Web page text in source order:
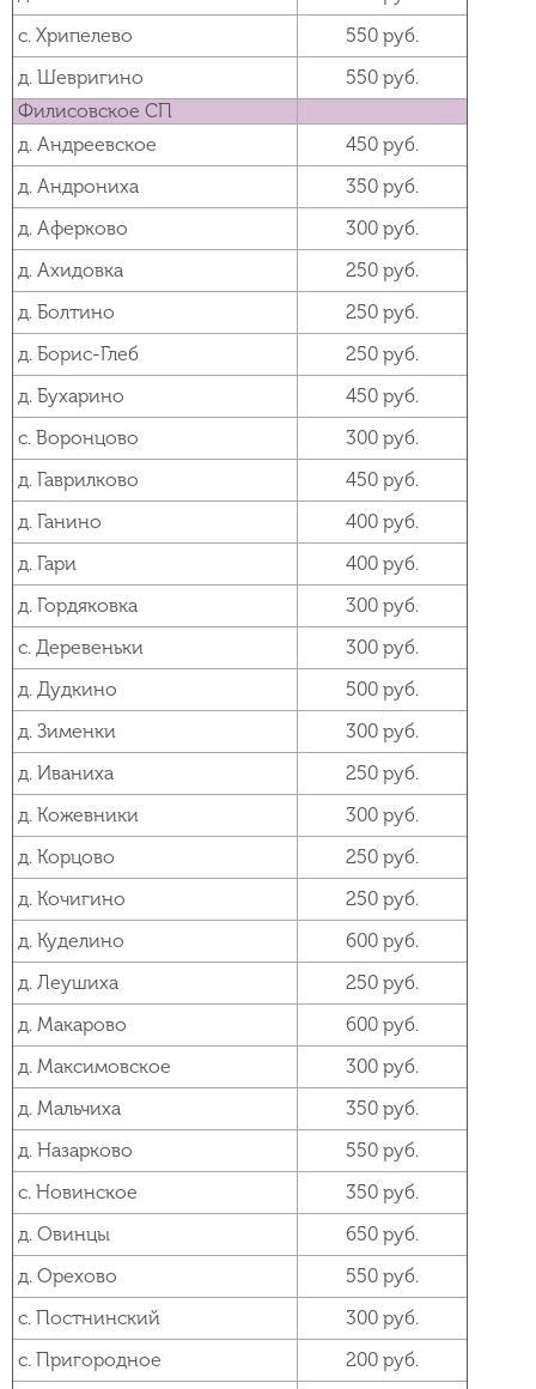
с. Хрипелево
550 руб.
д. Шевригино
550 руб.
Филисовское СП
д. Андреевское
450 руб.
д. Андрониха
350 руб.
д. Аферково
300 руб.
д. Ахидовка
250 руб.
д. Болтино
250 руб.
д. Борис-Глеб
250 руб.
д. Бухарино
450 руб.
с. Воронцово
300 руб.
д. Гаврилково
450 руб.
д. Ганино
400 руб.
д. Гари
400 руб.
д. Гордяковка
300 руб.
с. Деревеньки
300 руб.
д. Дудкино
500 руб.
д. Зименки
300 руб.
д. Иваниха
250 руб.
д. Кожевники
300 руб.
д. Корцово
250 руб.
д. Кочигино
250 руб.
д. Куделино
600 руб.
д. Леушиха
250 руб.
д. Макарово
600 руб.
д. Максимовское
300 руб.
д. Мальчиха
350 руб.
д. Назарково
550 руб.
с. Новинское
350 руб.
д. Овинцы
650 руб.
д. Орехово
550 руб.
с. Постнинский
300 руб.
с. Пригородное
200 руб.